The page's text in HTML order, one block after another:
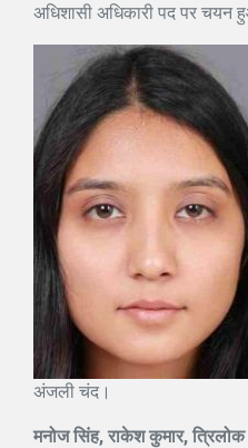
अधिशासी अधिकारी पद पर चयन
अंजली चंद।
मनोज सिंह, राकेश कुमार, त्रिलोक